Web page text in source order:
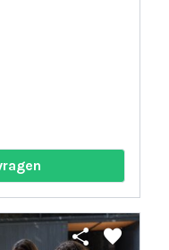
share favorite